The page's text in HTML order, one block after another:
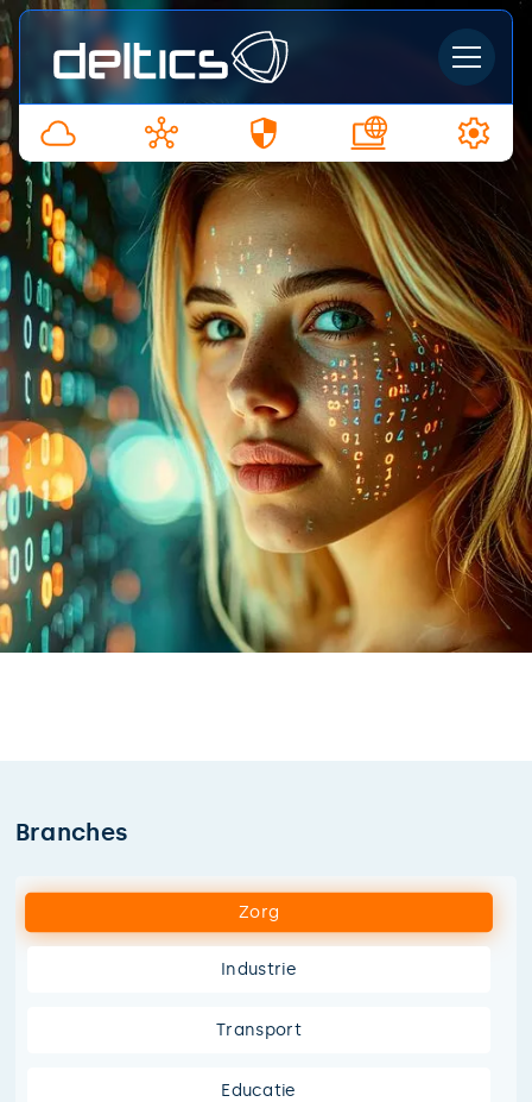
Branches
Zorg
Industrie
Transport
Educatie